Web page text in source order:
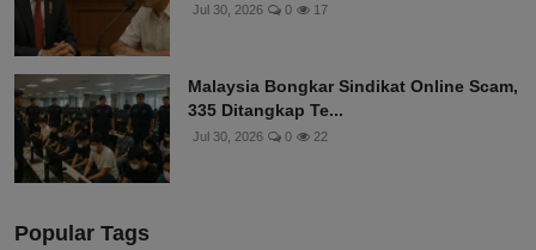
Jul 30, 2026 0 17
Malaysia Bongkar Sindikat Online Scam,
335 Ditangkap Te...
Jul 30, 2026 0 22
Popular Tags